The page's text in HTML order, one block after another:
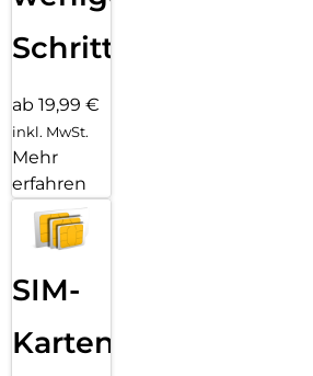
Schritten
ab 19,99 €
inkl. MwSt.
Mehr
erfahren
SIM-
Karten